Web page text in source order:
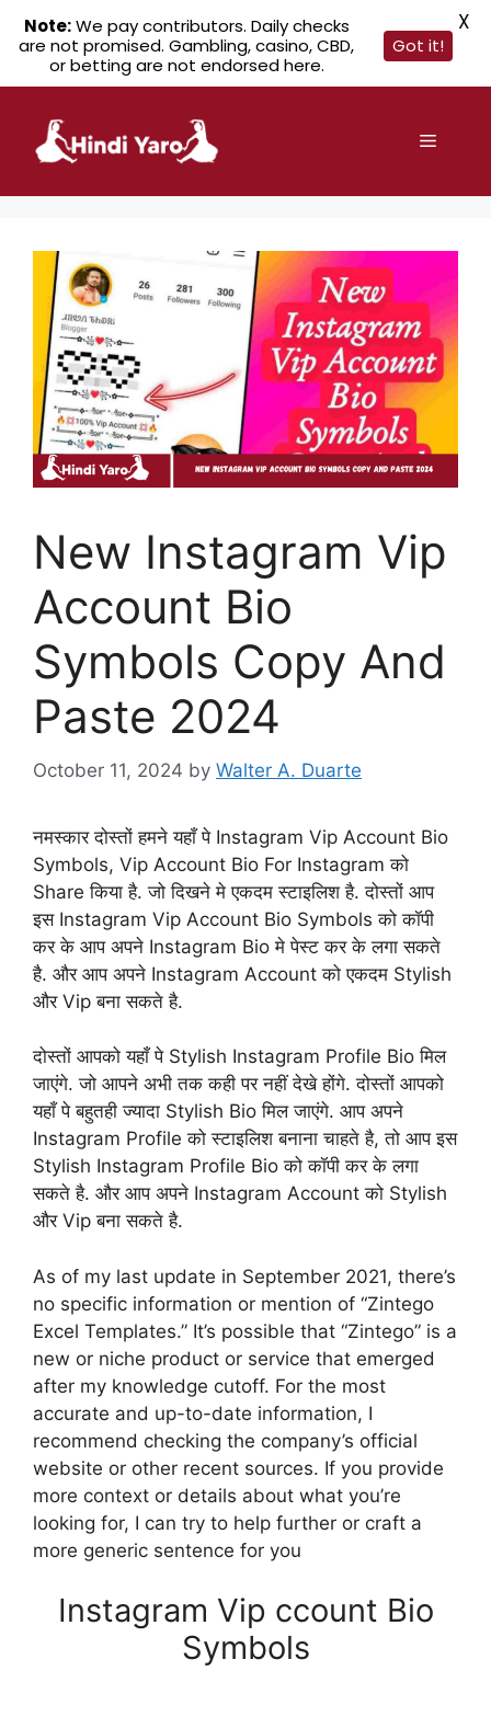
content
Menu
New Instagram Vip
Account Bio
Symbols Copy And
Paste 2024
October 11, 2024 by Walter A. Duarte
नमस्कार दोस्तों हमने यहाँ पे Instagram Vip Account Bio
Symbols, Vip Account Bio For Instagram को
Share किया है. जो दिखने मे एकदम स्टाइलिश है. दोस्तों आप
इस Instagram Vip Account Bio Symbols को कॉपी
कर के आप अपने Instagram Bio मे पेस्ट कर के लगा सकते
है. और आप अपने Instagram Account को एकदम Stylish
और Vip बना सकते है.
दोस्तों आपको यहाँ पे Stylish Instagram Profile Bio मिल
जाएंगे. जो आपने अभी तक कही पर नहीं देखे होंगे. दोस्तों आपको
यहाँ पे बहुतही ज्यादा Stylish Bio मिल जाएंगे. आप अपने
Instagram Profile को स्टाइलिश बनाना चाहते है, तो आप इस
Stylish Instagram Profile Bio को कॉपी कर के लगा
सकते है. और आप अपने Instagram Account को Stylish
और Vip बना सकते है.
As of my last update in September 2021, there’s
no specific information or mention of “Zintego
Excel Templates.” It’s possible that “Zintego” is a
new or niche product or service that emerged
after my knowledge cutoff. For the most
accurate and up-to-date information, I
recommend checking the company’s official
website or other recent sources. If you provide
more context or details about what you’re
looking for, I can try to help further or craft a
more generic sentence for you
Instagram Vip ccount Bio
Symbols
Note:We pay contributors. Daily checks
are not promised. Gambling, casino, CBD,
or betting are not endorsed here.
Got it!
X